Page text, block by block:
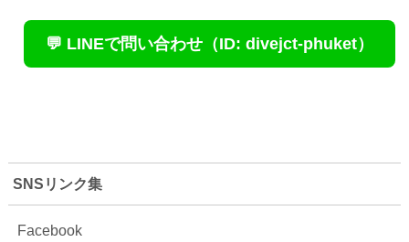
💬 LINEで問い合わせ（ID: divejct-phuket）
SNSリンク集
Facebook